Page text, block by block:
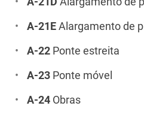
A-21E Alargamento de
A-22 Ponte estreita
A-23 Ponte móvel
A-24 Obras